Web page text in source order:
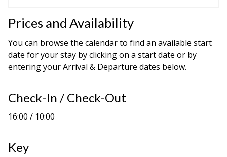
Prices and Availability
You can browse the calendar to find an available start
date for your stay by clicking on a start date or by
entering your Arrival & Departure dates below.
Check-In / Check-Out
16:00 / 10:00
Key